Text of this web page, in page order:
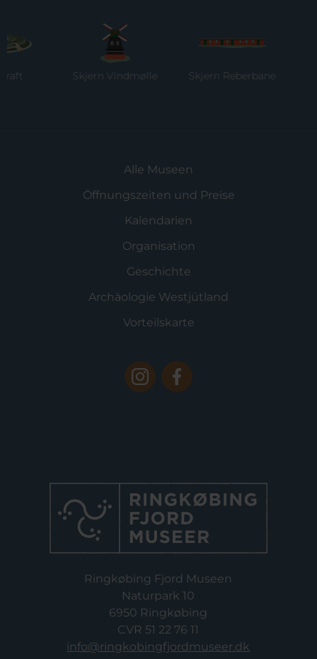
Skjern Vindmølle Skjern Reberbane
Alle Museen
Öffnungszeiten und Preise
Kalendarien
Organisation
Geschichte
Archäologie Westjütland
Vorteilskarte
Ringkøbing Fjord Museen
Naturpark 10
6950 Ringkøbing
CVR 51 22 76 11
info@ringkobingfjordmuseer.dk